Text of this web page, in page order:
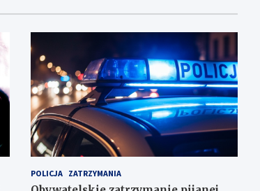
POLICJA ZATRZYMANIA